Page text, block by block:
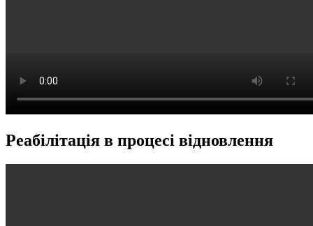
Реабілітація в процесі відновлення